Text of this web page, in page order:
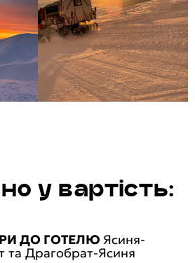
у вартість:
ДО ГОТЕЛЮ Ясиня-
та Драгобрат-Ясиня